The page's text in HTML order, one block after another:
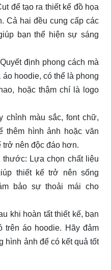
để tạo ra thiết kế đồ họa
Cả hai đều cung cấp các
bạn thể hiện sự sáng
định phong cách mà
hoodie, có thể là phong
hoặc thậm chí là logo
chỉnh màu sắc, font chữ,
thêm hình ảnh hoặc văn
trở nên độc đáo hơn.
thước: Lựa chọn chất liệu
thiết kế trở nên sống
bảo sự thoải mái cho
khi hoàn tất thiết kế, bạn
áo hoodie. Hãy đảm
hình ảnh để có kết quả tốt